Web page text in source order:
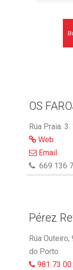
OS
Rúa Praia.
Web
Email
669 136
Pérez
Rúa
do Porto
981 73 00